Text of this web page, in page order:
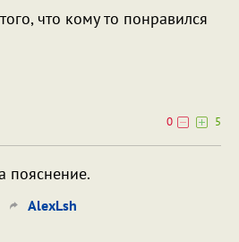
что кому то понравился
0
5
пояснение.
AlexLsh